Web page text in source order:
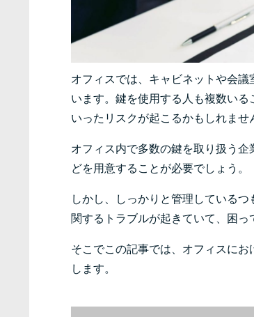
オフィスでは、キャビネットや会
います。鍵を使用する人も複数い
いったリスクが起こるかもしれませ
オフィス内で多数の鍵を取り扱う
どを用意することが必要でしょう。
しかし、しっかりと管理している
関するトラブルが起きていて、困っ
そこでこの記事では、オフィスに
します。